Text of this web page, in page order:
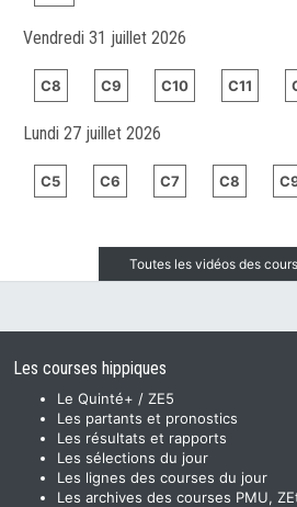
Vendredi 31 juillet 2026
C8 C9 C10 C11
Lundi 27 juillet 2026
C5 C6 C7 C8
Toutes les vidéos des
Les courses hippiques
Le Quinté+ / ZE5
Les partants et pronostics
Les résultats et rapports
Les sélections du jour
Les lignes des courses du jour
Les archives des courses PMU,